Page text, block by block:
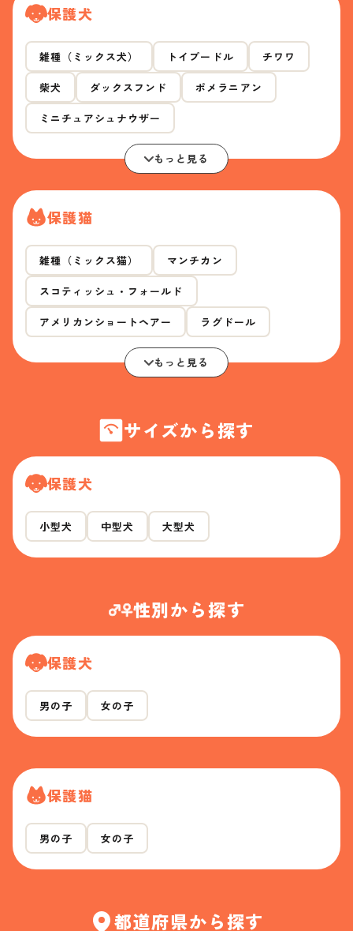
保護犬
雑種（ミックス犬） トイプードル チワワ
柴犬 ダックスフンド ポメラニアン
ミニチュアシュナウザー
もっと見る
保護猫
雑種（ミックス猫） マンチカン
スコティッシュ・フォールド
アメリカンショートヘアー ラグドール
もっと見る
サイズから探す
保護犬
小型犬 中型犬 大型犬
性別から探す
保護犬
男の子 女の子
保護猫
男の子 女の子
都道府県から探す